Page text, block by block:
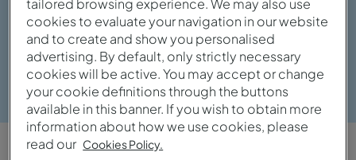
Voir la galerie
tailored browsing experience. We may also use
cookies to evaluate your navigation in our website
and to create and show you personalised
advertising. By default, only strictly necessary
cookies will be active. You may accept or change
your cookie definitions through the buttons
available in this banner. If you wish to obtain more
information about how we use cookies, please
read our Cookies Policy.